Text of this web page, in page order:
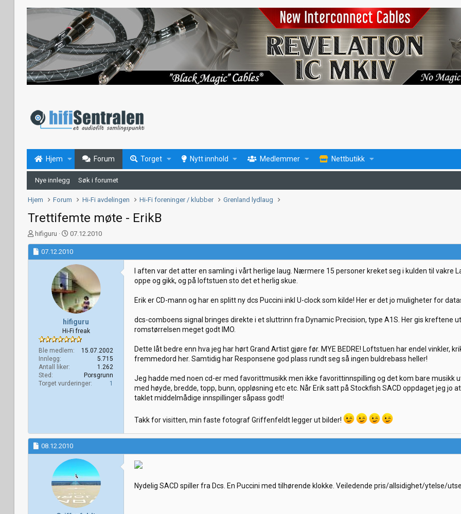
Hjem Forum Torget Nytt innhold Medlemmer Nettbutikk
Nye innlegg Søk i forumet
Hjem Forum Hi-Fi avdelingen Hi-Fi foreninger / klubber Grenland lydlaug
Trettifemte møte - ErikB
T
r
å
d
hifiguru
S
t
a
r
t
d
a
t
o
07.12.2010
07.12.2010
hifiguru
Hi-Fi freak
Ble medlem
15.07.2002
Innlegg
5.715
Antall liker
1.262
Sted
Porsgrunn
Torget vurderinger
1
I aften var det atter en samling i vårt herlige laug. Nærmere 15 personer kreket seg i kulden til vakre
oppe og gikk, og på loftstuen sto det et herlig skue.
Erik er CD-mann og har en splitt ny dcs Puccini inkl U-clock som kilde! Her er det jo muligheter for
dcs-comboens signal bringes direkte i et sluttrinn fra Dynamic Precision, type A1S. Her gis kreftene
romstørrelsen meget godt IMO.
Dette låt bedre enn hva jeg har hørt Grand Artist gjøre før. MYE BEDRE! Loftstuen har endel vinkler,
fremmedord her. Samtidig har Responsene god plass rundt seg så ingen buldrebass heller!
Jeg hadde med noen cd-er med favorittmusikk men ikke favorittinnspilling og det kom bare musikk
med høyde, bredde, topp, bunn, oppløsning etc etc. Når Erik satt på Stockfish SACD oppdaget jeg jo
taklet middelmådige innspillinger såpass godt!
Takk for visitten, min faste fotograf Griffenfeldt legger ut bilder!
08.12.2010
Nydelig SACD spiller fra Dcs. En Puccini med tilhørende klokke. Veiledende pris/allsidighet/ytelse/